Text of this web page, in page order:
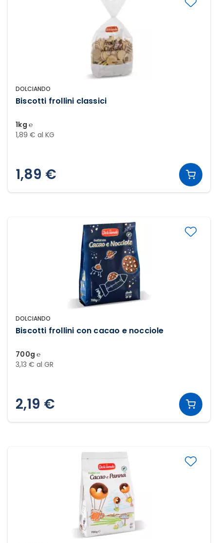
DOLCIANDO
Biscotti frollini classici
1kg ℮
1,89 € al KG
1,89 €
DOLCIANDO
Biscotti frollini con cacao e nocciole
700g ℮
3,13 € al GR
2,19 €